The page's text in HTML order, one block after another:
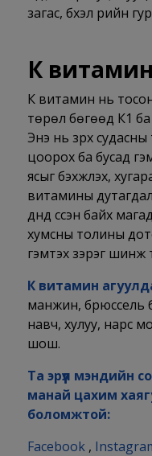
загас, бүхэл үрийн
К витамин
К витамин нь
төрөл бөгөөд К1
Энэ нь зүрх судасны
цоорох ба бусад
ясыг бэхжүүлэх,
витамины
дүнд үүссэн байх
хумсны толины
гэмтэх зэрэг шинж
К витамин
манжин, брюссель
навч, хулуу, нарс
шош.
Та эрүүл мэндийн
манай цахим
боломжтой:
Facebook,